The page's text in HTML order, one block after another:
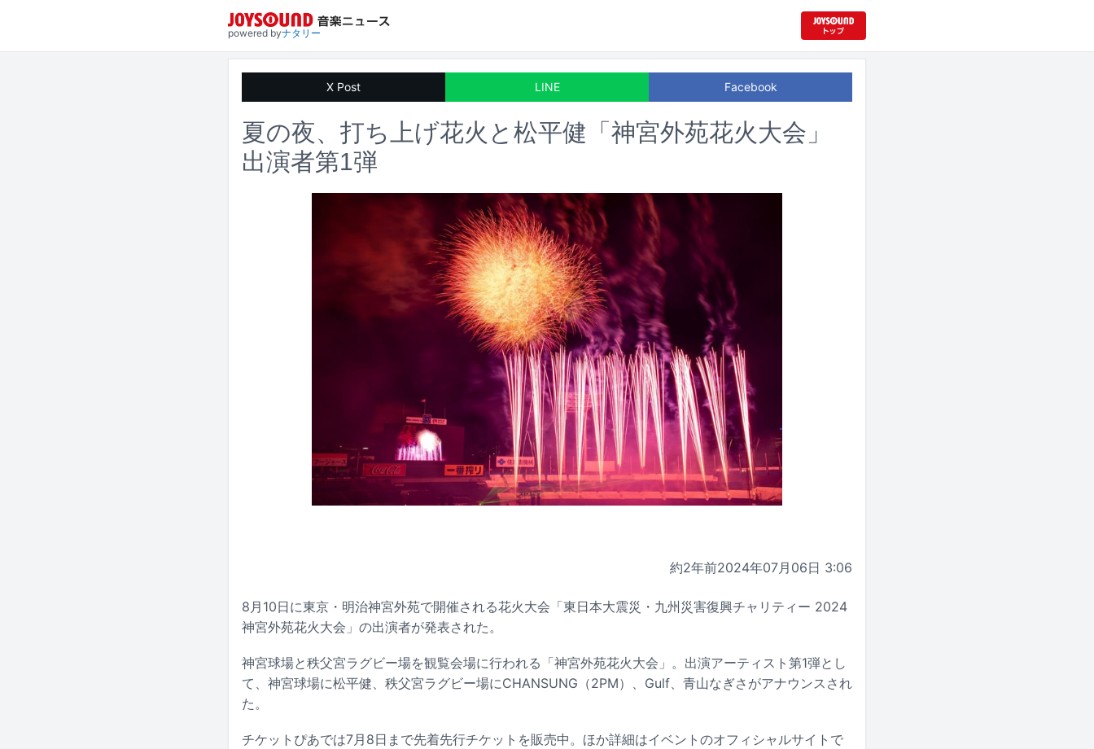
powered byナタリー
X Post LINE Facebook
夏の夜、打ち上げ花火と松平健「神宮外苑花火大会」
出演者第1弾
約2年前2024年07月06日 3:06
8月10日に東京・明治神宮外苑で開催される花火大会「東日本大震災・九州災害復興チャリティー 2024
神宮外苑花火大会」の出演者が発表された。
神宮球場と秩父宮ラグビー場を観覧会場に行われる「神宮外苑花火大会」。出演アーティスト第1弾とし
て、神宮球場に松平健、秩父宮ラグビー場にCHANSUNG（2PM）、Gulf、青山なぎさがアナウンスされ
た。
チケットぴあでは7月8日まで先着先行チケットを販売中。ほか詳細はイベントのオフィシャルサイトで